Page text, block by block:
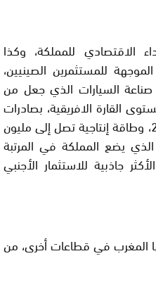
الاقتصادي للمملكة، وكذا
للمستثمرين الصينيين،
السيارات الذي جعل من
القارة الافريقية، بصادرات
بلغت 14,1 مليار دولار سنة 2024، وطاقة إنتاجية تصل إلى مليون
يضع المملكة في المرتبة
جاذبية للاستثمار الأجنبي
بها المغرب في قطاعات أخرى، من